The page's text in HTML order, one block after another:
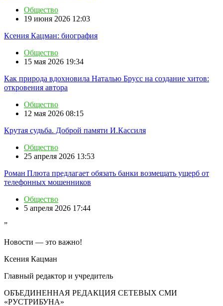
Общество
19 июня 2026 12:03
Ксения Кацман: биография
Общество
15 мая 2026 19:34
Как природа вдохновила Наталью Брусс на создание хитов:
откровения автора
Общество
12 мая 2026 08:15
Крутая судьба. Доброй памяти И.Кассиля
Общество
25 апреля 2026 13:53
Роман Плюта предлагает обязать банки возмещать ущерб от
телефонных мошенников
Общество
5 апреля 2026 17:44
”
Новости — это важно!
Ксения Кацман
Главный редактор и учредитель
ОБЪЕДИНЕННАЯ РЕДАКЦИЯ СЕТЕВЫХ СМИ
«РУСТРИБУНА»